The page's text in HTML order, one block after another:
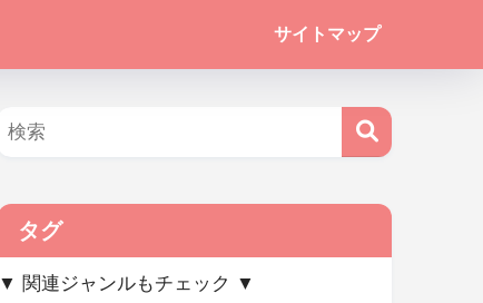
サイトマップ
タグ
▼ 関連ジャンルもチェック ▼